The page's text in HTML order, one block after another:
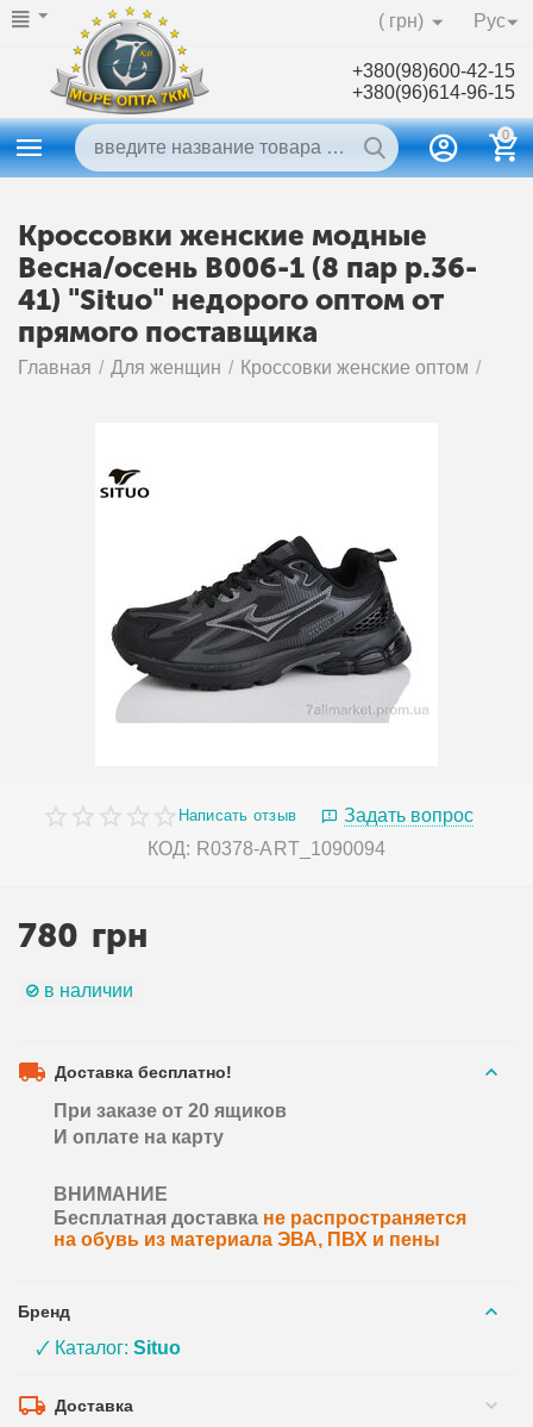
Рус
( грн)
+380(98)600-42-15
+380(96)614-96-15
0
Кроссовки женские модные
Весна/осень B006-1 (8 пар р.36-
41) "Situo" недорого оптом от
прямого поставщика
Главная / Для женщин / Кроссовки женские оптом /
Написать отзыв
Задать вопрос
КОД: R0378-ART_1090094
780 грн
в наличии
Доставка бесплатно!
При заказе от 20 ящиков
И оплате на карту
ВНИМАНИЕ
Бесплатная доставка не распространяется
на обувь из материала ЭВА, ПВХ и пены
Бренд
🗸 Каталог:Situo
Доставка